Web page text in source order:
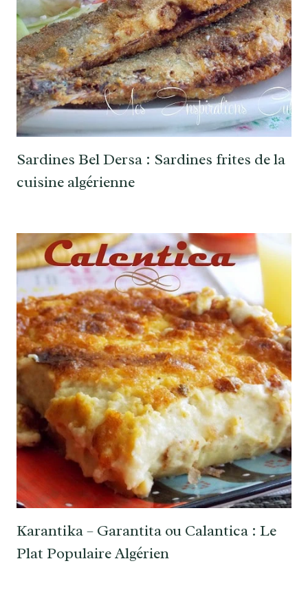
Sardines Bel Dersa : Sardines frites de la
cuisine algérienne
Karantika – Garantita ou Calantica : Le
Plat Populaire Algérien